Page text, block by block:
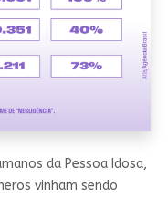
da Pessoa Idosa,
vinham sendo